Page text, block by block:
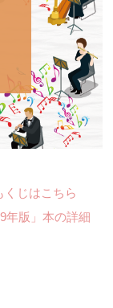
くじはこちら
年版」本の詳細